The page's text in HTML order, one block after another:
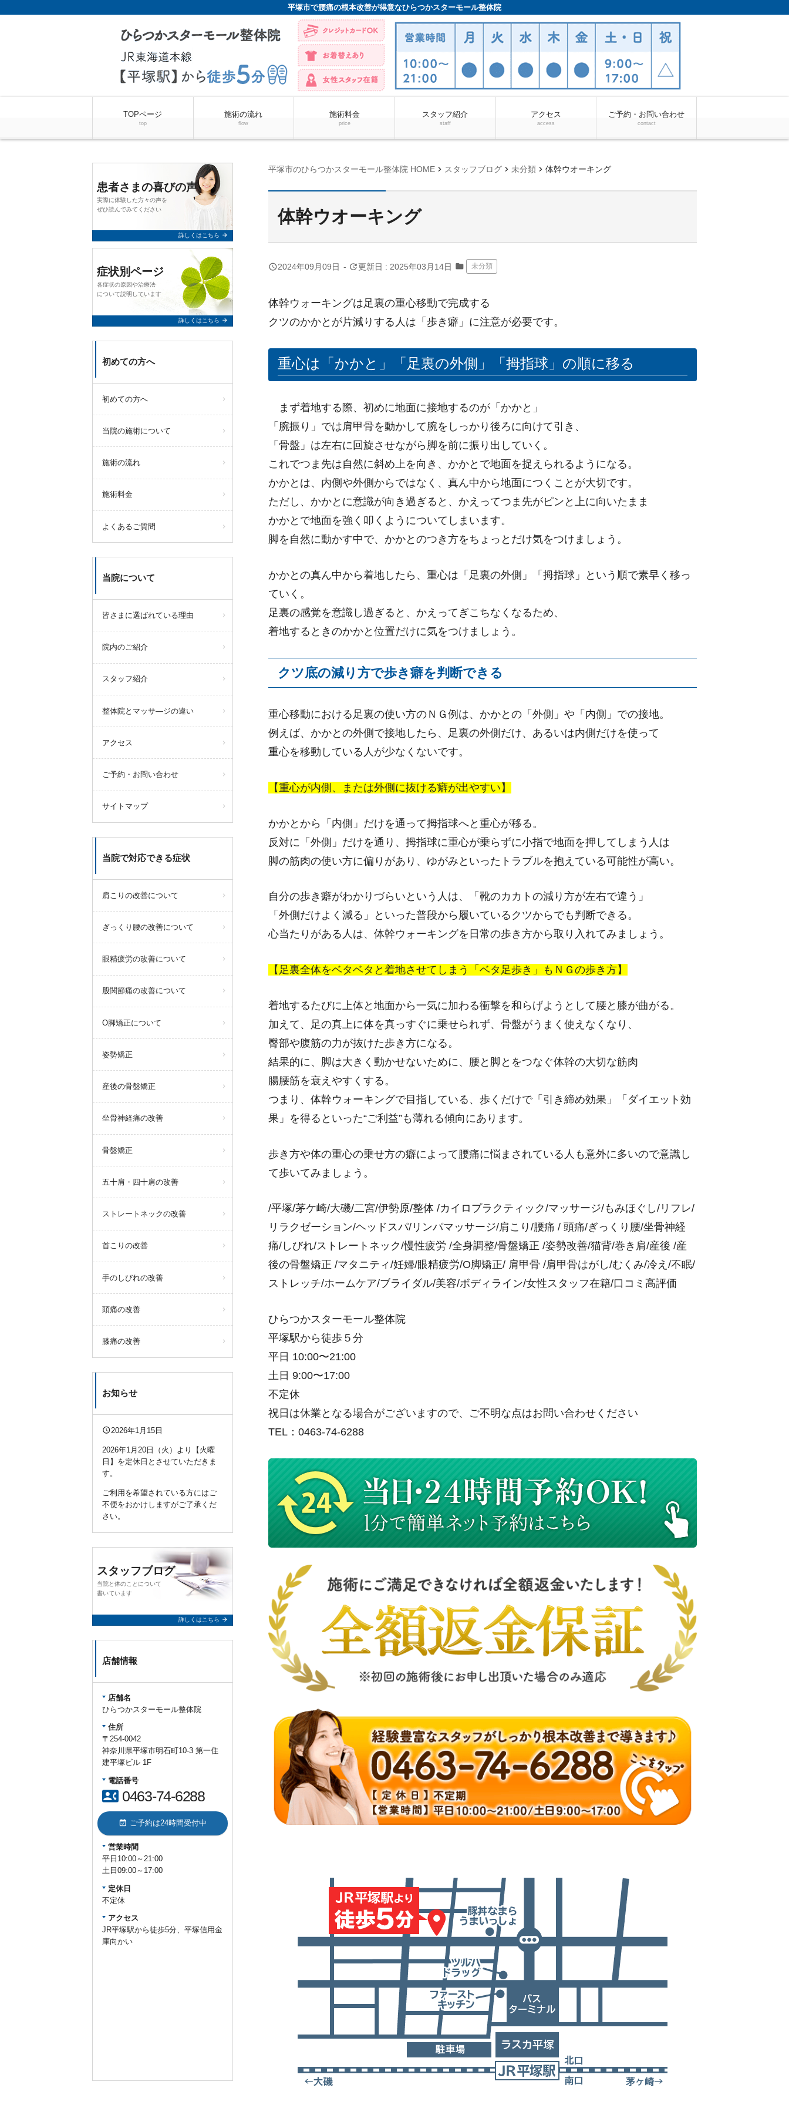
平塚市で腰痛の根本改善が得意なひらつかスターモール整体院
TOPページ
top
施術の流れ
flow
施術料金
price
スタッフ紹介
staff
アクセス
access
ご予約・お問い合わせ
contact
平塚市のひらつかスターモール整体院 HOME chevron_right スタッフブログ chevron_right 未分類 chevron_right 体幹ウオーキング
体幹ウオーキング
query_builder2024年09月09日 - update更新日 : 2025年03月14日 folder 未分類
体幹ウォーキングは足裏の重心移動で完成する
クツのかかとが片減りする人は「歩き癖」に注意が必要です。
重心は「かかと」「足裏の外側」「拇指球」の順に移る
まず着地する際、初めに地面に接地するのが「かかと」
「腕振り」では肩甲骨を動かして腕をしっかり後ろに向けて引き、
「骨盤」は左右に回旋させながら脚を前に振り出していく。
これでつま先は自然に斜め上を向き、かかとで地面を捉えられるようになる。
かかとは、内側や外側からではなく、真ん中から地面につくことが大切です。
ただし、かかとに意識が向き過ぎると、かえってつま先がピンと上に向いたまま
かかとで地面を強く叩くようについてしまいます。
脚を自然に動かす中で、かかとのつき方をちょっとだけ気をつけましょう。
かかとの真ん中から着地したら、重心は「足裏の外側」「拇指球」という順で素早く移っ
ていく。
足裏の感覚を意識し過ぎると、かえってぎこちなくなるため、
着地するときのかかと位置だけに気をつけましょう。
クツ底の減り方で歩き癖を判断できる
重心移動における足裏の使い方のＮＧ例は、かかとの「外側」や「内側」での接地。
例えば、かかとの外側で接地したら、足裏の外側だけ、あるいは内側だけを使って
重心を移動している人が少なくないです。
【重心が内側、または外側に抜ける癖が出やすい】
かかとから「内側」だけを通って拇指球へと重心が移る。
反対に「外側」だけを通り、拇指球に重心が乗らずに小指で地面を押してしまう人は
脚の筋肉の使い方に偏りがあり、ゆがみといったトラブルを抱えている可能性が高い。
自分の歩き癖がわかりづらいという人は、「靴のカカトの減り方が左右で違う」
「外側だけよく減る」といった普段から履いているクツからでも判断できる。
心当たりがある人は、体幹ウォーキングを日常の歩き方から取り入れてみましょう。
【足裏全体をベタベタと着地させてしまう「ベタ足歩き」もＮＧの歩き方】
着地するたびに上体と地面から一気に加わる衝撃を和らげようとして腰と膝が曲がる。
加えて、足の真上に体を真っすぐに乗せられず、骨盤がうまく使えなくなり、
臀部や腹筋の力が抜けた歩き方になる。
結果的に、脚は大きく動かせないために、腰と脚とをつなぐ体幹の大切な筋肉
腸腰筋を衰えやすくする。
つまり、体幹ウォーキングで目指している、歩くだけで「引き締め効果」「ダイエット効
果」を得るといった“ご利益”も薄れる傾向にあります。
歩き方や体の重心の乗せ方の癖によって腰痛に悩まされている人も意外に多いので意識し
て歩いてみましょう。
/平塚/茅ケ崎/大磯/二宮/伊勢原/整体 /カイロプラクティック/マッサージ/もみほぐし/リフレ/
リラクゼーション/ヘッドスパ/リンパマッサージ/肩こり/腰痛 / 頭痛/ぎっくり腰/坐骨神経
痛/しびれ/ストレートネック/慢性疲労 /全身調整/骨盤矯正 /姿勢改善/猫背/巻き肩/産後 /産
後の骨盤矯正 /マタニティ/妊婦/眼精疲労/O脚矯正/ 肩甲骨 /肩甲骨はがし/むくみ/冷え/不眠/
ストレッチ/ホームケア/ブライダル/美容/ボディライン/女性スタッフ在籍/口コミ高評価
ひらつかスターモール整体院
平塚駅から徒歩５分
平日 10:00〜21:00
土日 9:00〜17:00
不定休
祝日は休業となる場合がございますので、ご不明な点はお問い合わせください
TEL：0463-74-6288
患者さまの喜びの声
実際に体験した方々の声を
ぜひ読んでみてください
詳しくはこちら arrow_forward
症状別ページ
各症状の原因や治療法
について説明しています
詳しくはこちら arrow_forward
初めての方へ
初めての方へ
当院の施術について
施術の流れ
施術料金
よくあるご質問
当院について
皆さまに選ばれている理由
院内のご紹介
スタッフ紹介
整体院とマッサ―ジの違い
アクセス
ご予約・お問い合わせ
サイトマップ
当院で対応できる症状
肩こりの改善について
ぎっくり腰の改善について
眼精疲労の改善について
股関節痛の改善について
O脚矯正について
姿勢矯正
産後の骨盤矯正
坐骨神経痛の改善
骨盤矯正
五十肩・四十肩の改善
ストレートネックの改善
首こりの改善
手のしびれの改善
頭痛の改善
膝痛の改善
お知らせ
query_builder2026年1月15日
2026年1月20日（火）より【火曜
日】を定休日とさせていただきま
す。
ご利用を希望されている方にはご
不便をおかけしますがご了承くだ
さい。
スタッフブログ
当院と体のことについて
書いています
詳しくはこちら arrow_forward
店舗情報
店舗名
ひらつかスターモール整体院
住所
〒254-0042
神奈川県平塚市明石町10-3 第一住
建平塚ビル 1F
電話番号
contact_phone 0463-74-6288
event_available ご予約は24時間受付中
営業時間
平日10:00～21:00
土日09:00～17:00
定休日
不定休
アクセス
JR平塚駅から徒歩5分、平塚信用金
庫向かい